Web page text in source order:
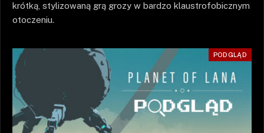
krótką, stylizowaną grą grozy w bardzo klaustrofobicznym
otoczeniu.
PODGLĄD